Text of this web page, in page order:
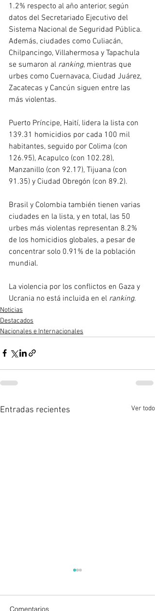
1.2% respecto al año anterior, según
datos del Secretariado Ejecutivo del
Sistema Nacional de Seguridad Pública.
Además, ciudades como Culiacán,
Chilpancingo, Villahermosa y Tapachula
se sumaron al ranking, mientras que
urbes como Cuernavaca, Ciudad Juárez,
Zacatecas y Cancún siguen entre las
más violentas.
Puerto Príncipe, Haití, lidera la lista con
139.31 homicidios por cada 100 mil
habitantes, seguido por Colima (con
126.95), Acapulco (con 102.28),
Manzanillo (con 92.17), Tijuana (con
91.35) y Ciudad Obregón (con 89.2).
Brasil y Colombia también tienen varias
ciudades en la lista, y en total, las 50
urbes más violentas representan 8.2%
de los homicidios globales, a pesar de
concentrar solo 0.91% de la población
mundial.
La violencia por los conflictos en Gaza y
Ucrania no está incluida en el ranking.
Noticias
Destacados
Nacionales e Internacionales
Entradas recientes Ver todo
Comentarios